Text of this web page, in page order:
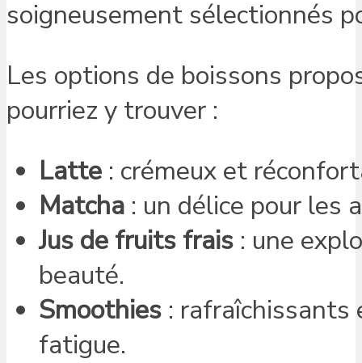
soigneusement sélectionnés
Les options de boissons
pourriez y trouver :
Latte : crémeux et
Matcha : un délice pour les
Jus de fruits frais : une
beauté.
Smoothies : rafraîchissants
fatigue.